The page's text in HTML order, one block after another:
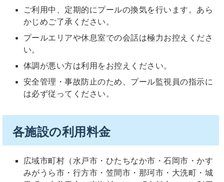
ご利用中、定期的にプールの換気を行います。あら
かじめご了承ください。
プールエリアや休息室での会話は極力お控えくださ
い。
体調が悪い方は利用をお控えください。
安全管理・事故防止のため、プール監視員の指示に
は必ず従ってください。
各施設の利用料金
広域市町村（水戸市・ひたちなか市・石岡市・かす
みがうら市・行方市・笠間市・那珂市・大洗町・城